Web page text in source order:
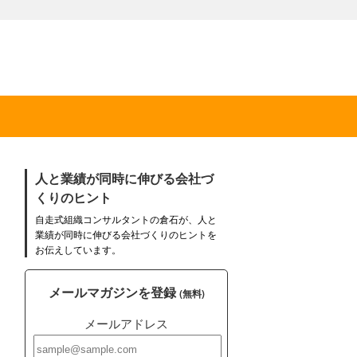
人と業績が同時に伸びる会社づ
くりのヒント
自走式組織コンサルタントの倉石が、人と
業績が同時に伸びる会社づくりのヒントを
お伝えしています。
メールマガジンを登録(無料)
メールアドレス